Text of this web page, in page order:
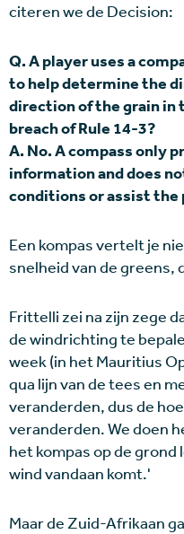
citeren we de Decision:
Q. A player uses a
to help determine the
direction of the grain in
breach of Rule 14-3?
A. No. A compass only
information and does
conditions or assist the
Een kompas vertelt je
snelheid van de greens,
Frittelli zei na zijn zege
de windrichting te
week (in het Mauritius
qua lijn van de tees en
veranderden, dus de
veranderden. We doen
het kompas op de grond
wind vandaan komt.'
Maar de Zuid-Afrikaan